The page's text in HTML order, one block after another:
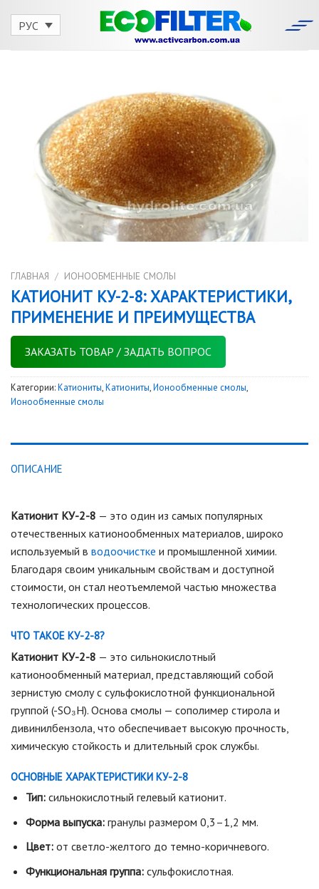
РУС
ГЛАВНАЯ / ИОНООБМЕННЫЕ СМОЛЫ
КАТИОНИТ КУ-2-8: ХАРАКТЕРИСТИКИ,
ПРИМЕНЕНИЕ И ПРЕИМУЩЕСТВА
ЗАКАЗАТЬ ТОВАР / ЗАДАТЬ ВОПРОС
Категории:Катиониты,Катиониты,Ионообменные смолы,
Ионообменные смолы
ОПИСАНИЕ
Катионит КУ-2-8 — это один из самых популярных
отечественных катионообменных материалов, широко
используемый в водоочистке и промышленной химии.
Благодаря своим уникальным свойствам и доступной
стоимости, он стал неотъемлемой частью множества
технологических процессов.
ЧТО ТАКОЕ КУ-2-8?
Катионит КУ-2-8 — это сильнокислотный
катионообменный материал, представляющий собой
зернистую смолу с сульфокислотной функциональной
группой (-SO₃H). Основа смолы — сополимер стирола и
дивинилбензола, что обеспечивает высокую прочность,
химическую стойкость и длительный срок службы.
ОСНОВНЫЕ ХАРАКТЕРИСТИКИ КУ-2-8
Тип:сильнокислотный гелевый катионит.
Форма выпуска:гранулы размером 0,3–1,2 мм.
Цвет:от светло-желтого до темно-коричневого.
Функциональная группа:сульфокислотная.